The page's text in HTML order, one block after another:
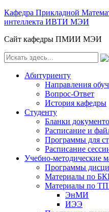
Кафедра Прикладной
интеллекта ИВТИ МЭИ
Сайт кафедры ПМИИ МЭИ
Абитуриенту
Направления
Вопрос-Ответ
История кафедры
Студенту
Бланки
Расписание и
Программы для
Расписание
Учебно-методические
Программы
Материалы по
Материалы по
ЭнМИ
ИЭЭ